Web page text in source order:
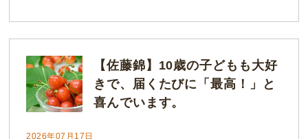
【佐藤錦】10歳の子どもも大好
きで、届くたびに「最高！」と
喜んでいます。
2026年07月17日